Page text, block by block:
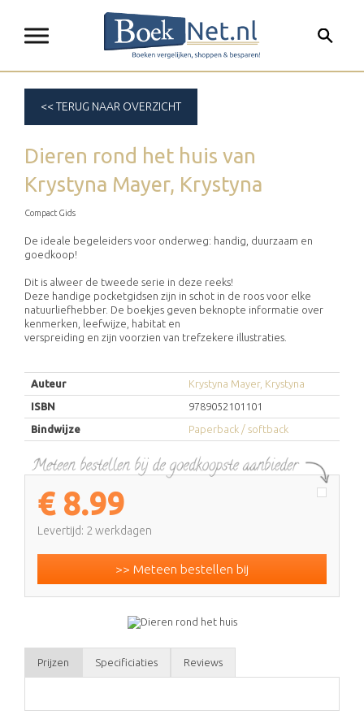
<< TERUG NAAR OVERZICHT
Dieren rond het huis van
Krystyna Mayer, Krystyna
Compact Gids
De ideale begeleiders voor onderweg: handig, duurzaam en
goedkoop!
Dit is alweer de tweede serie in deze reeks!
Deze handige pocketgidsen zijn in schot in de roos voor elke
natuurliefhebber. De boekjes geven beknopte informatie over
kenmerken, leefwijze, habitat en
verspreiding en zijn voorzien van trefzekere illustraties.
Auteur
Krystyna Mayer, Krystyna
ISBN
9789052101101
Bindwijze
Paperback / softback
€ 8.99
Levertijd: 2 werkdagen
>> Meteen bestellen bij
Prijzen Specificiaties Reviews